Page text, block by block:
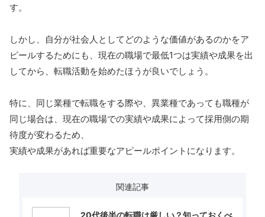
す。
しかし、自分が社会人としてどのような価値があるのかをア
ピールするためにも、現在の職場で最低1つは実績や成果を出
してから、転職活動を始めたほうが良いでしょう。
特に、同じ業種で転職をする際や、異業種であっても職種が
同じ場合は、現在の職場での実績や成果によって採用側の期
待度が変わるため、
実績や成果があれば重要なアピールポイントになります。
関連記事